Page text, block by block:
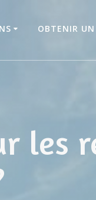
OBTENIR
les